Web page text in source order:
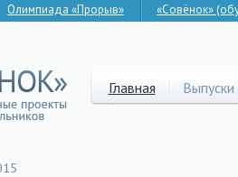
Олимпиада «Прорыв» «Совёнок»
Главная Выпуски